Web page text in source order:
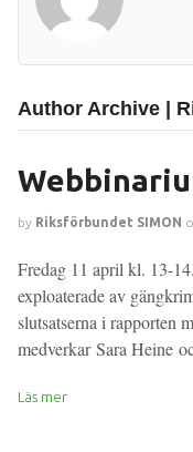
Author Archive |
by Riksförbundet SIMON
Fredag 11 april kl. 13-
exploaterade av
slutsatserna i rapporten
medverkar Sara Heine
Läs mer